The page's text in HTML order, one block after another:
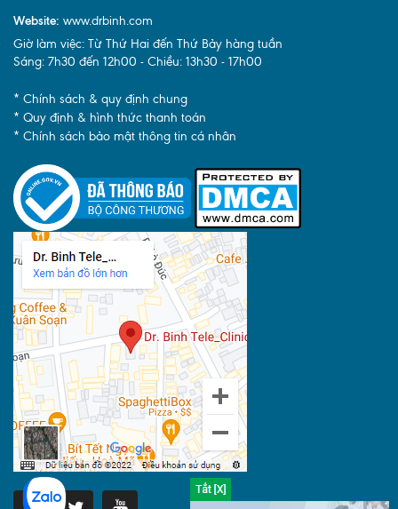
Website: www.drbinh.com
Giờ làm việc: Từ Thứ Hai đến Thứ Bảy hàng tuần
Sáng: 7h30 đến 12h00 - Chiều: 13h30 - 17h00
* Chính sách & quy định chung
* Quy định & hình thức thanh toán
* Chính sách bảo mật thông tin cá nhân